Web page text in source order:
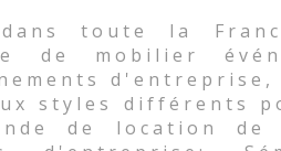
toute la
de mobilier
d'entreprise,
styles différents
de location de